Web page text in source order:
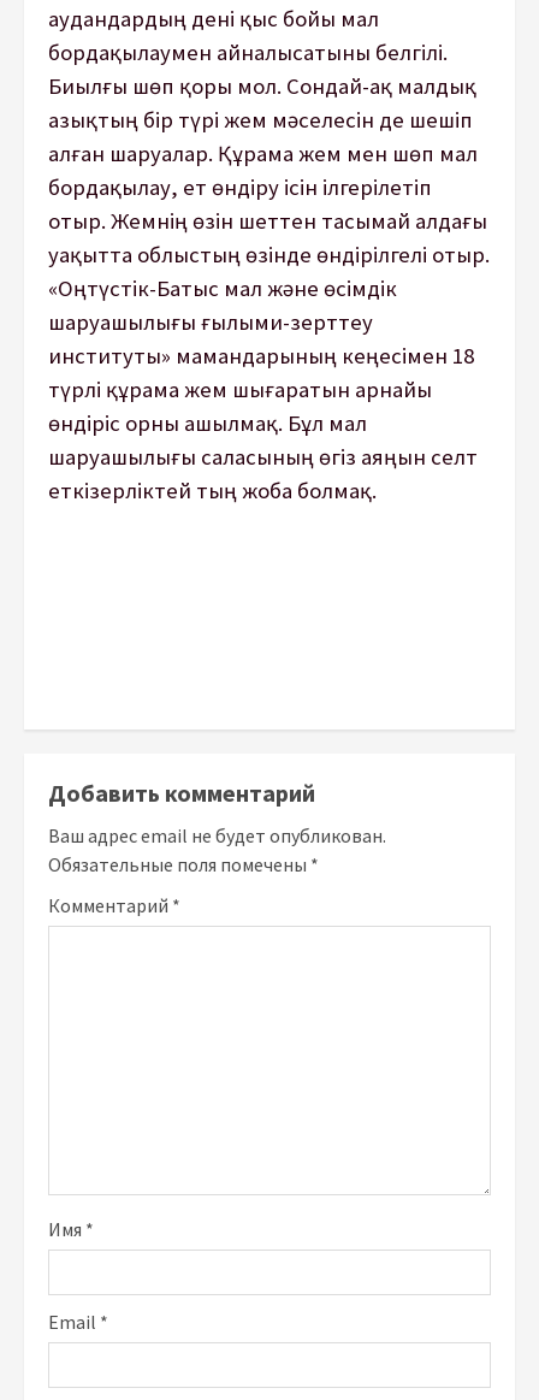
аудандардың дені қыс бойы мал
бордақылаумен айналысатыны белгілі.
Биылғы шөп қоры мол. Сондай-ақ малдық
азықтың бір түрі жем мәселесін де шешіп
алған шаруалар. Құрама жем мен шөп мал
бордақылау, ет өндiру iсiн ілгерілетіп
отыр. Жемнің өзін шеттен тасымай алдағы
уақытта облыстың өзінде өндірілгелі отыр.
«Оңтүстiк-Батыс мал және өсiмдiк
шаруашылығы ғылыми-зерттеу
институты» мамандарының кеңесiмен 18
түрлi құрама жем шығаратын арнайы
өндiрiс орны ашылмақ. Бұл мал
шаруашылығы саласының өгіз аяңын селт
еткізерліктей тың жоба болмақ.
Добавить комментарий
Ваш адрес email не будет опубликован.
Обязательные поля помечены *
Комментарий *
Имя *
Email *